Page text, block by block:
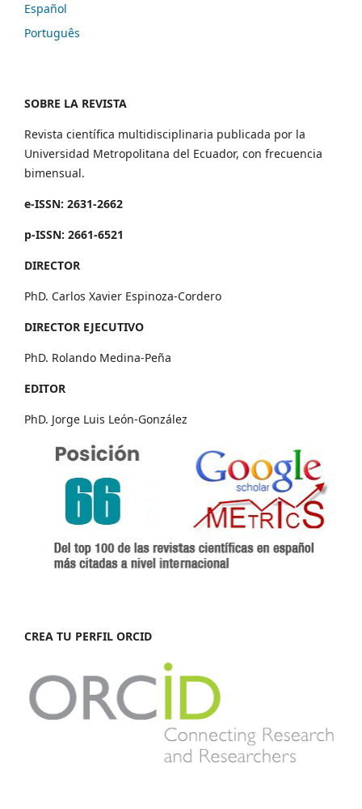
Español
Português
SOBRE LA REVISTA
Revista científica multidisciplinaria publicada por la
Universidad Metropolitana del Ecuador, con frecuencia
bimensual.
e-ISSN: 2631-2662
p-ISSN: 2661-6521
DIRECTOR
PhD. Carlos Xavier Espinoza-Cordero
DIRECTOR EJECUTIVO
PhD. Rolando Medina-Peña
EDITOR
PhD. Jorge Luis León-González
CREA TU PERFIL ORCID